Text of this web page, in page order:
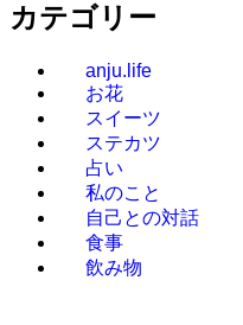
カテゴリー
anju.life
お花
スイーツ
ステカツ
占い
私のこと
自己との対話
食事
飲み物